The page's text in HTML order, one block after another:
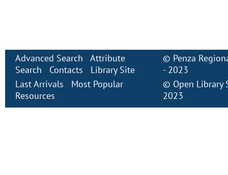
Advanced Search
Attribute
Search
Contacts
Library Site
Last Arrivals
Most Popular
Resources
© Penza
- 2023
© Open Library
2023